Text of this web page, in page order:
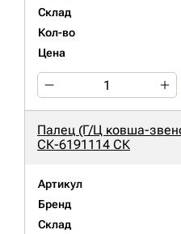
Склад
Кол-во
Цена
Палец (Г/Ц ковша-
СК-6191114 СК
Артикул
Бренд
Склад